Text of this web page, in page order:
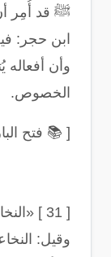
ﷺ قد أُمِر
ابن حجر:
وأن أفعاله
الخصوص.
[
📚 فتح
[ 31 ] «
وقيل: